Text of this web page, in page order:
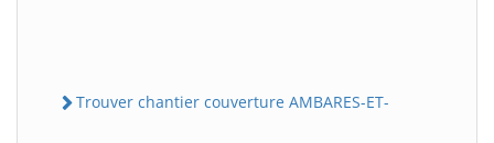
Trouver chantier couverture AMBARES-ET-